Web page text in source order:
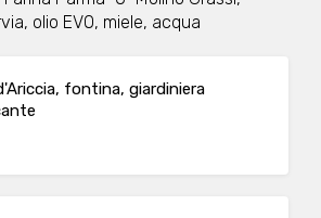
olio EVO, miele, acqua
fontina, giardiniera